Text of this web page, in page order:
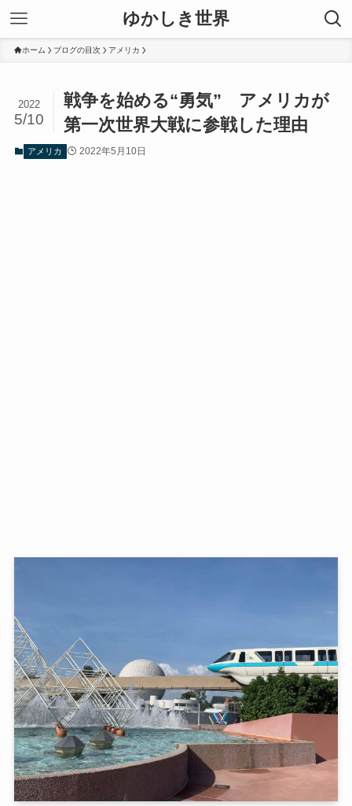
ゆかしき世界
ホーム ブログの目次 アメリカ
戦争を始める“勇気” アメリカが
第一次世界大戦に参戦した理由
2022
5/10
アメリカ 2022年5月10日